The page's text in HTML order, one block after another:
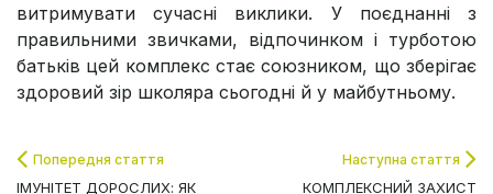
витримувати сучасні виклики. У поєднанні з
правильними звичками, відпочинком і турботою
батьків цей комплекс стає союзником, що зберігає
здоровий зір школяра сьогодні й у майбутньому.
Попередня стаття
ІМУНІТЕТ ДОРОСЛИХ: ЯК
Наступна стаття
КОМПЛЕКСНИЙ ЗАХИСТ